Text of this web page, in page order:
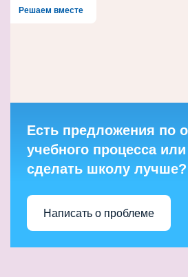
Решаем вместе
Есть предложения по
учебного процесса или
сделать школу лучше?
Написать о проблеме